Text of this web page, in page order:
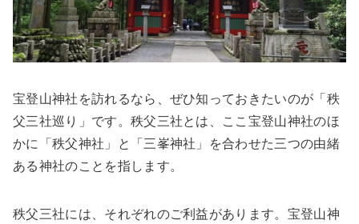
宝登山神社を訪れるなら、ぜひ知っておきたいのが「秩
父三社巡り」です。秩父三社とは、ここ宝登山神社のほ
かに「秩父神社」と「三峯神社」を合わせた三つの由緒
ある神社のことを指します。
秩父三社には、それぞれのご利益があります。宝登山神